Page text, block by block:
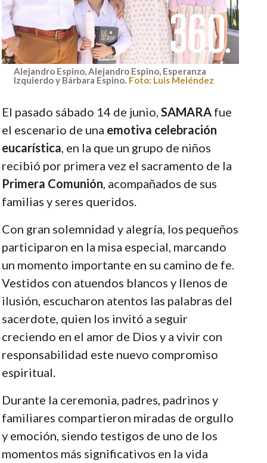
Alejandro Espino, Alejandro Espino, Esperanza
Izquierdo y Bárbara Espino. Foto: Luis Meléndez
El pasado sábado 14 de junio, SAMARAfue
el escenario de una emotiva celebración
eucarística, en la que un grupo de niños
recibió por primera vez el sacramento de la
Primera Comunión, acompañados de sus
familias y seres queridos.
Con gran solemnidad y alegría, los pequeños
participaron en la misa especial, marcando
un momento importante en su camino de fe.
Vestidos con atuendos blancos y llenos de
ilusión, escucharon atentos las palabras del
sacerdote, quien los invitó a seguir
creciendo en el amor de Dios y a vivir con
responsabilidad este nuevo compromiso
espiritual.
Durante la ceremonia, padres, padrinos y
familiares compartieron miradas de orgullo
y emoción, siendo testigos de uno de los
momentos más significativos en la vida